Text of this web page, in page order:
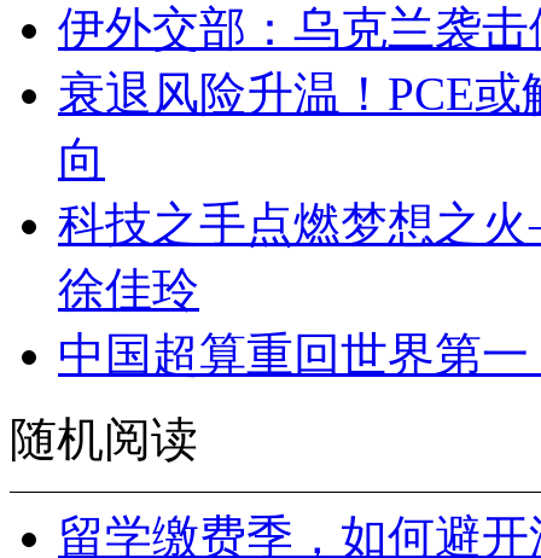
伊外交部：乌克兰袭
衰退风险升温！PCE
向
科技之手点燃梦想之
徐佳玲
中国超算重回世界第
随机阅读
留学缴费季，如何避